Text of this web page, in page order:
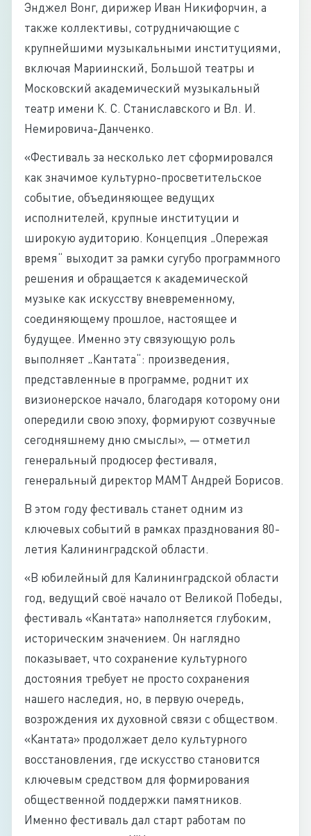
Энджел Вонг, дирижер Иван Никифорчин, а
также коллективы, сотрудничающие с
крупнейшими музыкальными институциями,
включая Мариинский, Большой театры и
Московский академический музыкальный
театр имени К. С. Станиславского и Вл. И.
Немировича-Данченко.
«Фестиваль за несколько лет сформировался
как значимое культурно-просветительское
событие, объединяющее ведущих
исполнителей, крупные институции и
широкую аудиторию. Концепция „Опережая
время“ выходит за рамки сугубо программного
решения и обращается к академической
музыке как искусству вневременному,
соединяющему прошлое, настоящее и
будущее. Именно эту связующую роль
выполняет „Кантата“: произведения,
представленные в программе, роднит их
визионерское начало, благодаря которому они
опередили свою эпоху, формируют созвучные
сегодняшнему дню смыслы», — отметил
генеральный продюсер фестиваля,
генеральный директор МАМТ Андрей Борисов.
В этом году фестиваль станет одним из
ключевых событий в рамках празднования 80-
летия Калининградской области.
«В юбилейный для Калининградской области
год, ведущий своё начало от Великой Победы,
фестиваль «Кантата» наполняется глубоким,
историческим значением. Он наглядно
показывает, что сохранение культурного
достояния требует не просто сохранения
нашего наследия, но, в первую очередь,
возрождения их духовной связи с обществом.
«Кантата» продолжает дело культурного
восстановления, где искусство становится
ключевым средством для формирования
общественной поддержки памятников.
Именно фестиваль дал старт работам по